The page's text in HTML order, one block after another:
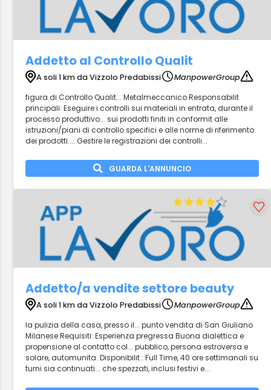
Addetto al Controllo Qualit
A soli 1 km da Vizzolo Predabissi
ManpowerGroup
figura di Controllo Qualit... Metalmeccanico Responsabilit
principali: Eseguire i controlli sui materiali in entrata, durante il
processo produttivo... sui prodotti finiti in conformit alle
istruzioni/piani di controllo specifici e alle norme di riferimento
dei prodotti.... Gestire le registrazioni dei controlli...
GUARDA L'ANNUNCIO
Addetto/a vendite settore beauty
A soli 1 km da Vizzolo Predabissi
ManpowerGroup
la pulizia della casa, presso il... punto vendita di San Giuliano
Milanese Requisiti: Esperienza pregressa Buona dialettica e
propensione al contatto col... pubblico, persona estroversa e
solare, automunita. Disponibilit : Full Time, 40 ore settimanali su
turni sia continuati... che spezzati, inclusi festivi e...